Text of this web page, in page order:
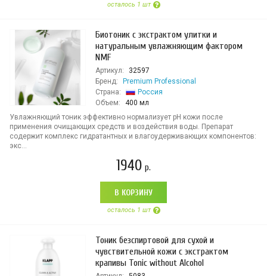
осталось 1 шт
Биотоник с экстрактом улитки и
натуральным увлажняющим фактором
NMF
Артикул:
32597
Бренд:
Premium Professional
Страна:
Россия
Объем:
400 мл
Увлажняющий тоник эффективно нормализует pH кожи после
применения очищающих средств и воздействия воды. Препарат
содержит комплекс гидратантных и влагоудерживающих компонентов:
экс...
1940 р.
В КОРЗИНУ
осталось 1 шт
Тоник безспиртовой для сухой и
чувствительной кожи с экстрактом
крапивы Tonic without Alcohol